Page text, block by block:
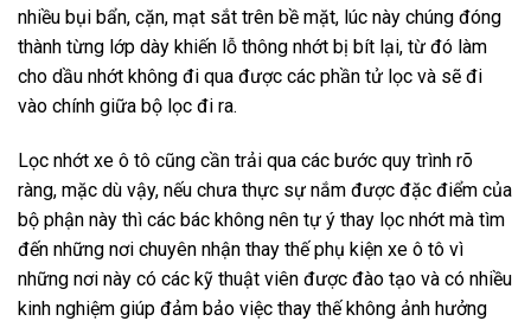
nhiều bụi bẩn, cặn, mạt sắt trên bề mặt, lúc này chúng đóng
thành từng lớp dày khiến lỗ thông nhớt bị bít lại, từ đó làm
cho dầu nhớt không đi qua được các phần tử lọc và sẽ đi
vào chính giữa bộ lọc đi ra.
Lọc nhớt xe ô tô cũng cần trải qua các bước quy trình rõ
ràng, mặc dù vậy, nếu chưa thực sự nắm được đặc điểm của
bộ phận này thì các bác không nên tự ý thay lọc nhớt mà tìm
đến những nơi chuyên nhận thay thế phụ kiện xe ô tô vì
những nơi này có các kỹ thuật viên được đào tạo và có nhiều
kinh nghiệm giúp đảm bảo việc thay thế không ảnh hưởng